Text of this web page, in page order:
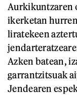
Aurkikuntzaren
ikerketan
liratekeen
Azken batean,
garrantzitsuak
Jendearen